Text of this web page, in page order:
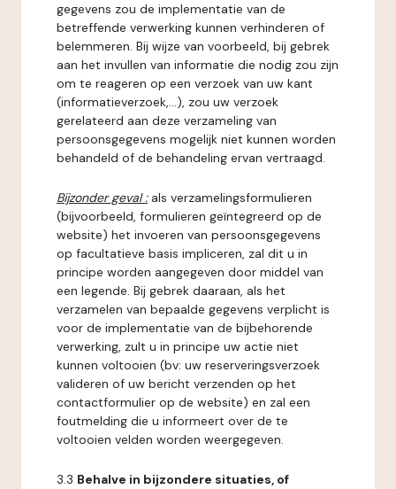
gegevens zou de implementatie van de
betreffende verwerking kunnen verhinderen of
belemmeren. Bij wijze van voorbeeld, bij gebrek
aan het invullen van informatie die nodig zou zijn
om te reageren op een verzoek van uw kant
(informatieverzoek,...), zou uw verzoek
gerelateerd aan deze verzameling van
persoonsgegevens mogelijk niet kunnen worden
behandeld of de behandeling ervan vertraagd.
Bijzonder geval : als verzamelingsformulieren
(bijvoorbeeld, formulieren geïntegreerd op de
website) het invoeren van persoonsgegevens
op facultatieve basis impliceren, zal dit u in
principe worden aangegeven door middel van
een legende. Bij gebrek daaraan, als het
verzamelen van bepaalde gegevens verplicht is
voor de implementatie van de bijbehorende
verwerking, zult u in principe uw actie niet
kunnen voltooien (bv: uw reserveringsverzoek
valideren of uw bericht verzenden op het
contactformulier op de website) en zal een
foutmelding die u informeert over de te
voltooien velden worden weergegeven.
3.3 Behalve in bijzondere situaties, of